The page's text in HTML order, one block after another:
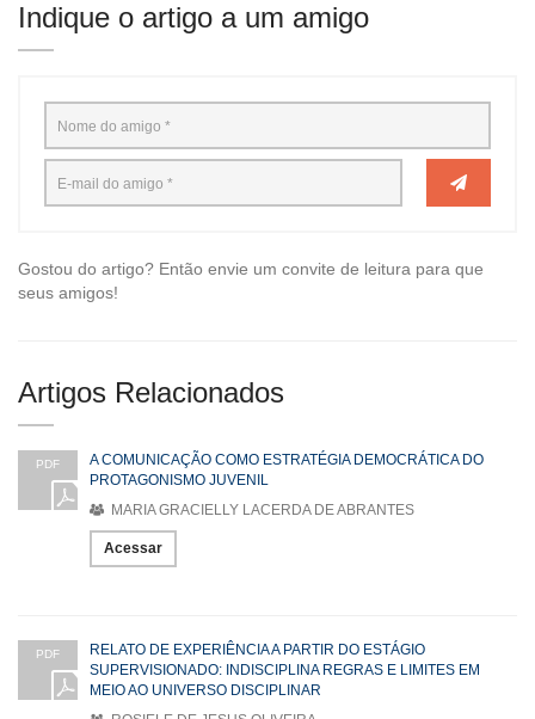
Indique o artigo a um amigo
Gostou do artigo? Então envie um convite de leitura para que
seus amigos!
Artigos Relacionados
PDF
A COMUNICAÇÃO COMO ESTRATÉGIA DEMOCRÁTICA DO
PROTAGONISMO JUVENIL
MARIA GRACIELLY LACERDA DE ABRANTES
Acessar
PDF
RELATO DE EXPERIÊNCIA A PARTIR DO ESTÁGIO
SUPERVISIONADO: INDISCIPLINA REGRAS E LIMITES EM
MEIO AO UNIVERSO DISCIPLINAR